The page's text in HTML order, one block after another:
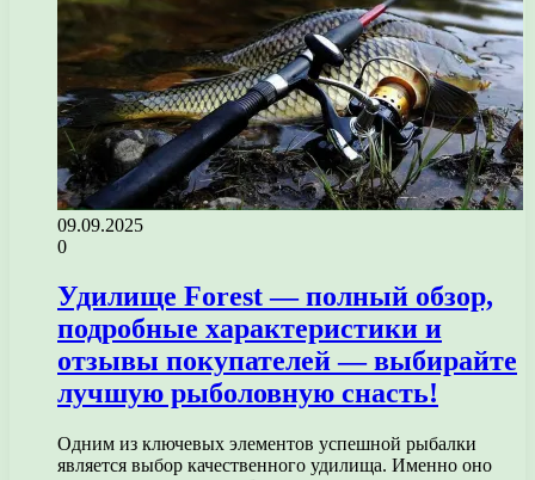
09.09.2025
0
Удилище Forest — полный обзор,
подробные характеристики и
отзывы покупателей — выбирайте
лучшую рыболовную снасть!
Одним из ключевых элементов успешной рыбалки
является выбор качественного удилища. Именно оно